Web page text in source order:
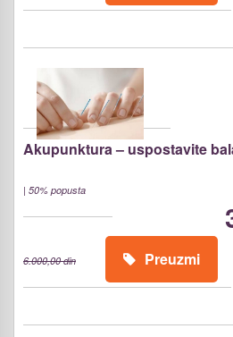
Akupunktura – uspostavite
| 50% popusta
6.000,00 din Preuzmi